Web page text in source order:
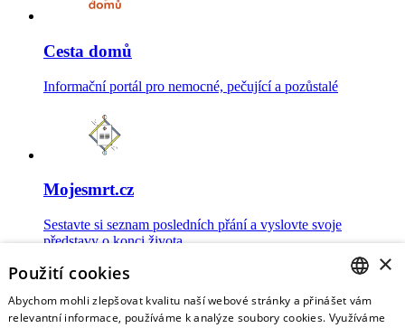
Cesta domů
Informační portál pro nemocné, pečující a pozůstalé
Mojesmrt.cz
Sestavte si seznam posledních přání a vyslovte svoje
představy o konci života
CZECH
×
Použití cookies
Abychom mohli zlepšovat kvalitu naší webové stránky a přinášet vám
relevantní informace, používáme k analýze soubory cookies. Využíváme